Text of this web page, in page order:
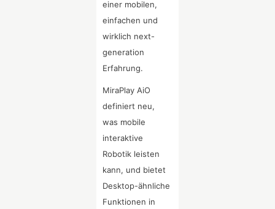
einer mobilen,
einfachen und
wirklich next-
generation
Erfahrung.
MiraPlay AiO
definiert neu,
was mobile
interaktive
Robotik leisten
kann, und bietet
Desktop-ähnliche
Funktionen in